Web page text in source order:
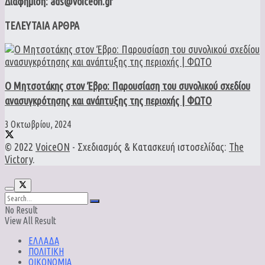
ΤΕΛΕΥΤΑΙΑ ΑΡΘΡΑ
Ο Μητσοτάκης στον Έβρο: Παρουσίαση του συνολικού σχεδίου
ανασυγκρότησης και ανάπτυξης της περιοχής | ΦΩΤΟ
3 Οκτωβρίου, 2024
© 2022 VoiceON - Σχεδιασμός & Κατασκευή ιστοσελίδας: The
Victory.
No Result
View All Result
ΕΛΛΑΔΑ
ΠΟΛΙΤΙΚΗ
ΟΙΚΟΝΟΜΙΑ